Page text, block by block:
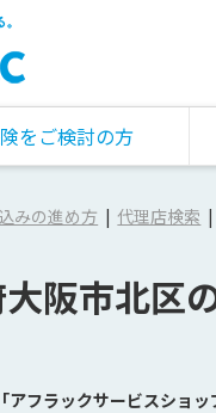
をご検討の方
みの進め方 代理店検索
阪市北区
「アフラックサービスショ